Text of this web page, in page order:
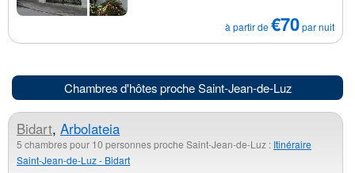
à partir de€70par nuit
Chambres d'hôtes proche Saint-Jean-de-Luz
Bidart, Arbolateia
5 chambres pour 10 personnes proche Saint-Jean-de-Luz : Itinéraire
Saint-Jean-de-Luz - Bidart